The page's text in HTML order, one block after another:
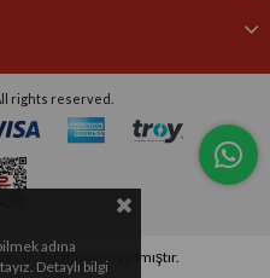
rights reserved.
tarafından yapılmıştır.
adına
Detaylı bilgi